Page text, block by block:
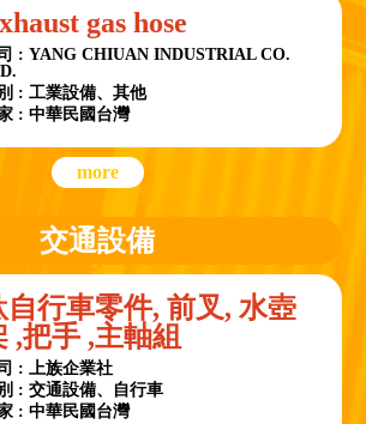
gas hose
: YANG CHIUAN INDUSTRIAL CO.
: 工業設備、其他
: 中華民國台灣
more
交通設備
自行車零件, 前叉, 水壺
,把手 ,主軸組
: 上族企業社
: 交通設備、自行車
: 中華民國台灣